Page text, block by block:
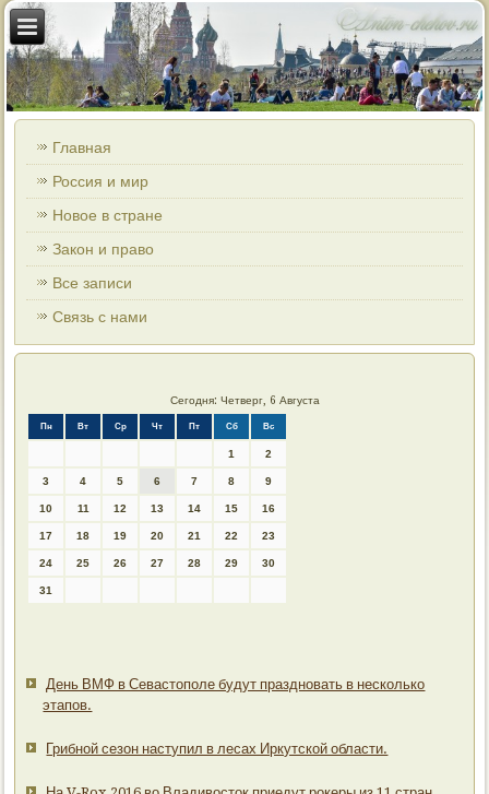
Главная
Россия и мир
Новое в стране
Закон и право
Все записи
Связь с нами
Сегодня: Четверг, 6 Августа
Пн Вт Ср Чт Пт Сб Вс
1 2
3 4 5 6 7 8 9
10 11 12 13 14 15 16
17 18 19 20 21 22 23
24 25 26 27 28 29 30
31
День ВМФ в Севастополе будут праздновать в несколько
этапов.
Грибной сезон наступил в лесах Иркутской области.